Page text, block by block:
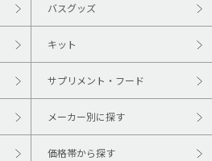
バスグッズ
キット
サプリメント・フード
メーカー別に探す
価格帯から探す